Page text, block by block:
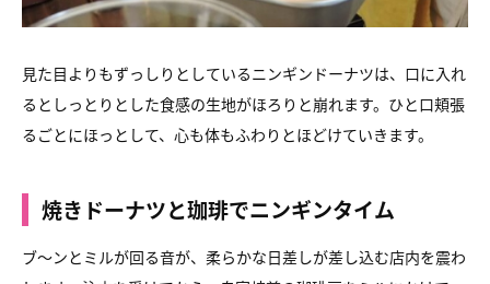
見た目よりもずっしりとしているニンギンドーナツは、口に入れ
るとしっとりとした食感の生地がほろりと崩れます。ひと口頬張
るごとにほっとして、心も体もふわりとほどけていきます。
焼きドーナツと珈琲でニンギンタイム
ブ～ンとミルが回る音が、柔らかな日差しが差し込む店内を震わ